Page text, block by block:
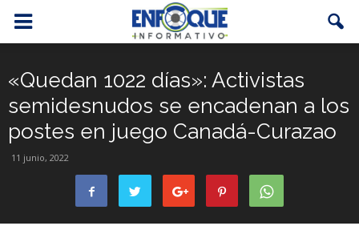
«Quedan 1022 días»: Activistas
semidesnudos se encadenan a los
postes en juego Canadá-Curazao
11 junio, 2022